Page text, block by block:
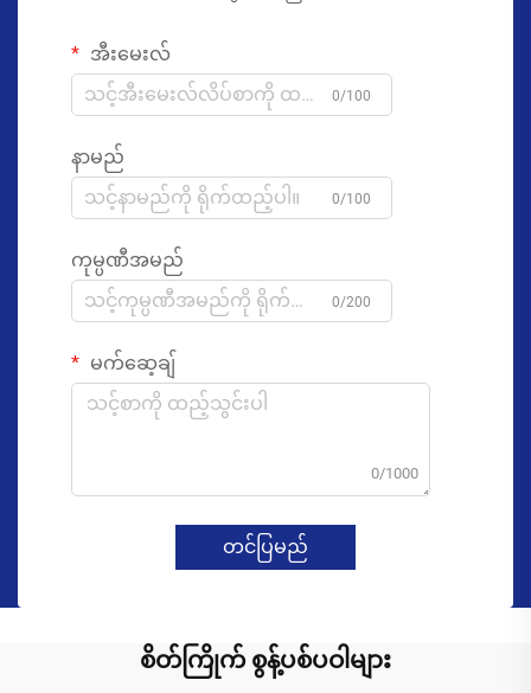
အီးမေးလ်
0/100
နာမည်
0/100
ကုမ္ပဏီအမည်
0/200
မက်ဆေ့ချ်
0/1000
တင်ပြမည်
စိတ်ကြိုက် စွန့်ပစ်ပဝါများ